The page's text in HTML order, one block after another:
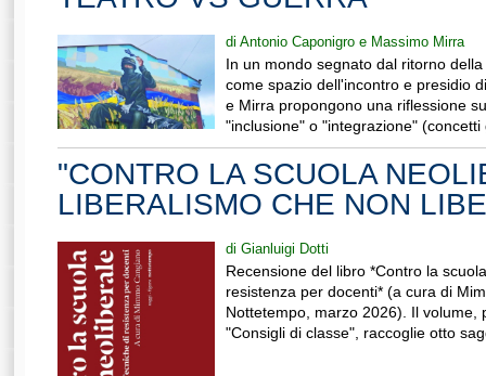
di Antonio Caponigro e Massimo Mirra
In un mondo segnato dal ritorno
come spazio dell'incontro e presidio
e Mirra propongono una riflessione
"inclusione" o "integrazione" (concetti
"CONTRO LA SCUOLA
LIBERALISMO CHE NON
di Gianluigi Dotti
Recensione del libro *Contro la
resistenza per docenti* (a cura di
Nottetempo, marzo 2026). Il volume,
"Consigli di classe", raccoglie otto